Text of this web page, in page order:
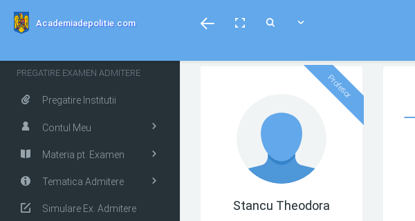
Academiadepolitie.com Toggle
Toggle
Toggle
PREGATIRE EXAMEN ADMITERE
Pregatire Institutii
Contul Meu
Materia pt. Examen
Tematica Admitere
Simulare Ex. Admitere
Profesor
Stancu Theodora